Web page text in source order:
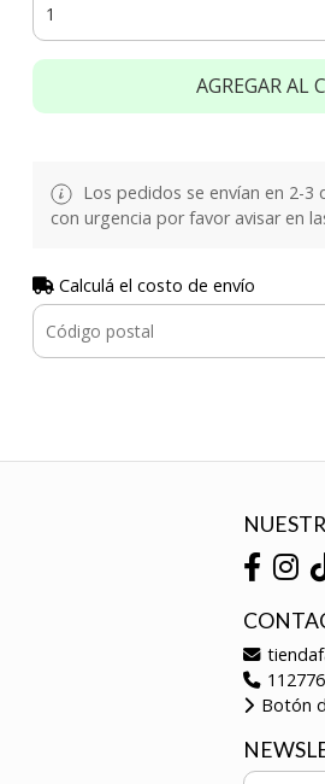
AGREGAR AL
Los pedidos se envían en 2-3
con urgencia por favor avisar en
Calculá el costo de envío
Botón